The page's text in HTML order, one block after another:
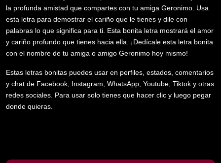
la profunda amistad que compartes con tu amiga Geronimo. Usa
esta letra para demostrar el cariño que le tienes y dile con
palabras lo que significa para ti. Esta bonita letra mostrará el amor
y cariño profundo que tienes hacia ella. ¡Dedícale esta letra bonita
con el nombre de tu amiga o amigo Geronimo hoy mismo!
Estas letras bonitas puedes usar en perfiles, estados, comentarios
y chat de Facebook, Instagram, WhatsApp, Youtube, Tiktok y otras
redes sociales. Para usar solo tienes que hacer clic y luego pegar
donde quieras.